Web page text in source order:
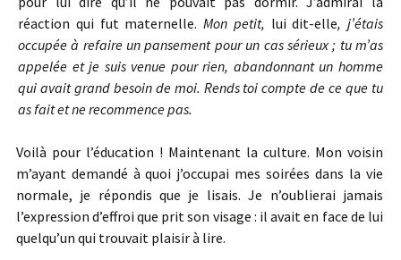
réaction qui fut maternelle. Mon petit, lui dit-elle, j’étais
occupée à refaire un pansement pour un cas sérieux ; tu m’as
appelée et je suis venue pour rien, abandonnant un homme
qui avait grand besoin de moi. Rends toi compte de ce que tu
as fait et ne recommence pas.
Voilà pour l’éducation ! Maintenant la culture. Mon voisin
m’ayant demandé à quoi j’occupai mes soirées dans la vie
normale, je répondis que je lisais. Je n’oublierai jamais
l’expression d’effroi que prit son visage : il avait en face de lui
quelqu’un qui trouvait plaisir à lire.